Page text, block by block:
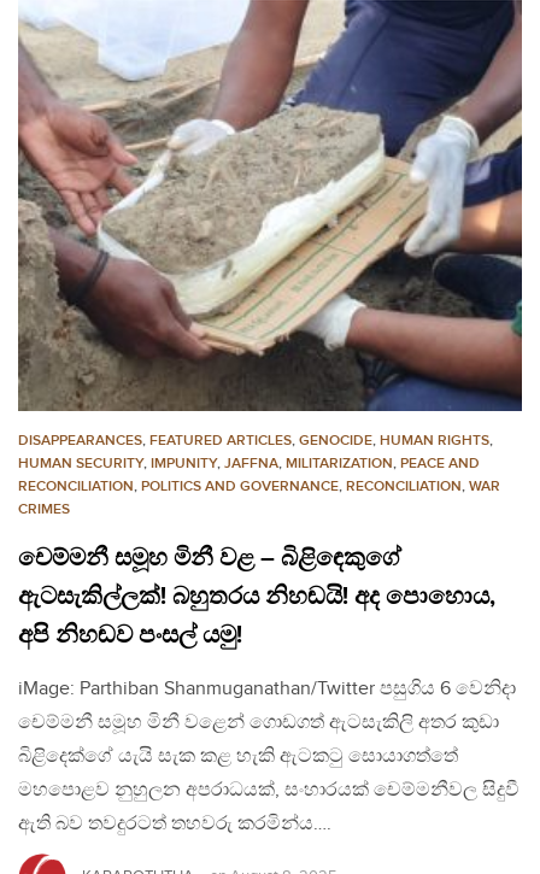
DISAPPEARANCES, FEATURED ARTICLES, GENOCIDE, HUMAN RIGHTS,
HUMAN SECURITY, IMPUNITY, JAFFNA, MILITARIZATION, PEACE AND
RECONCILIATION, POLITICS AND GOVERNANCE, RECONCILIATION, WAR
CRIMES
චෙම්මනී සමූහ මිනී වළ – බිළිඳෙකුගේ
ඇටසැකිල්ලක්! බහුතරය නිහඬයි! අද පොහොය,
අපි නිහඬව පංසල් යමු!
iMage: Parthiban Shanmuganathan/Twitter පසුගිය 6 වෙනිදා
චෙම්මනී සමූහ මිනී වළෙන් ගොඩගත් ඇටසැකිලි අතර කුඩා
බිළිදෙක්ගේ යැයි සැක කළ හැකි ඇටකටු සොයාගත්තේ
මහපොළව නුහුලන අපරාධයක්, සංහාරයක් චෙම්මනීවල සිදුවී
ඇති බව තවදුරටත් තහවරු කරමින්ය….